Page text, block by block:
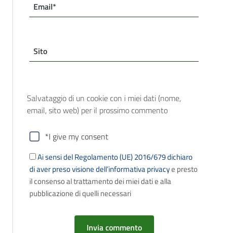
Email*
Sito
Salvataggio di un cookie con i miei dati (nome,
email, sito web) per il prossimo commento
*I give my consent
Ai sensi del Regolamento (UE) 2016/679 dichiaro
di aver preso visione dell’informativa privacye presto
il consenso al trattamento dei miei dati e alla
pubblicazione di quelli necessari